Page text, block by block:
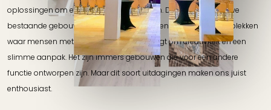
oplossingen om extra woningen te creëren. Daarom bouwen we
bestaande gebouwen als kerken, scholen en kantoren om tot plekken
waar mensen met plezier wonen. Dat vraagt om creativiteit en een
slimme aanpak. Het zijn immers gebouwen die voor een andere
functie ontworpen zijn. Maar dit soort uitdagingen maken ons juist
enthousiast.